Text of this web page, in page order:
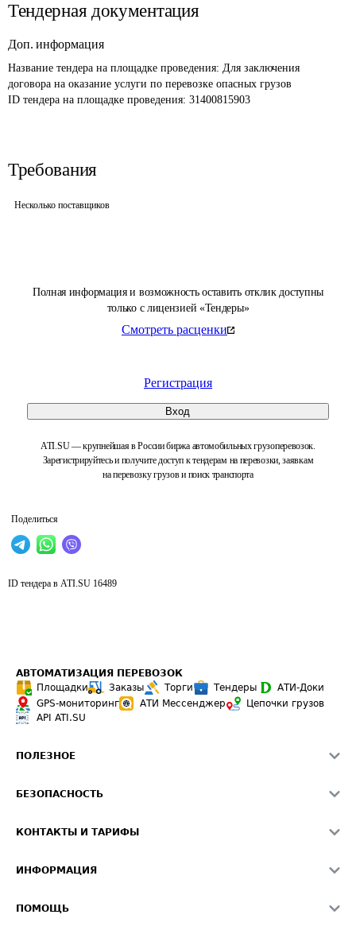
Полная информация и возможность оставить отклик доступны
только с лицензией «Тендеры»
Смотреть расценки
Регистрация
Вход
ATI.SU — крупнейшая в России биржа автомобильных грузоперевозок.
Зарегистрируйтесь и получите доступ к тендерам на перевозки, заявкам
на перевозку грузов и поиск транспорта
Поделиться
Тендерная документация
Доп. информация
Название тендера на площадке проведения: Для заключения
договора на оказание услуги по перевозке опасных грузов
ID тендера на площадке проведения: 31400815903
Требования
Несколько поставщиков
ID тендера в ATI.SU 16489
АВТОМАТИЗАЦИЯ ПЕРЕВОЗОК
Площадки
Заказы Торги Тендеры
АТИ-Доки
GPS-мониторинг
АТИ Мессенджер
Цепочки грузов
API ATI.SU
ПОЛЕЗНОЕ
Звезды ATI.SU на вашем сайте
Средние ставки
БЕЗОПАСНОСТЬ
Светофор+
О формировании Паспорта
КОНТАКТЫ И ТАРИФЫ
Реклама на сайте
ИНФОРМАЦИЯ
ПОМОЩЬ